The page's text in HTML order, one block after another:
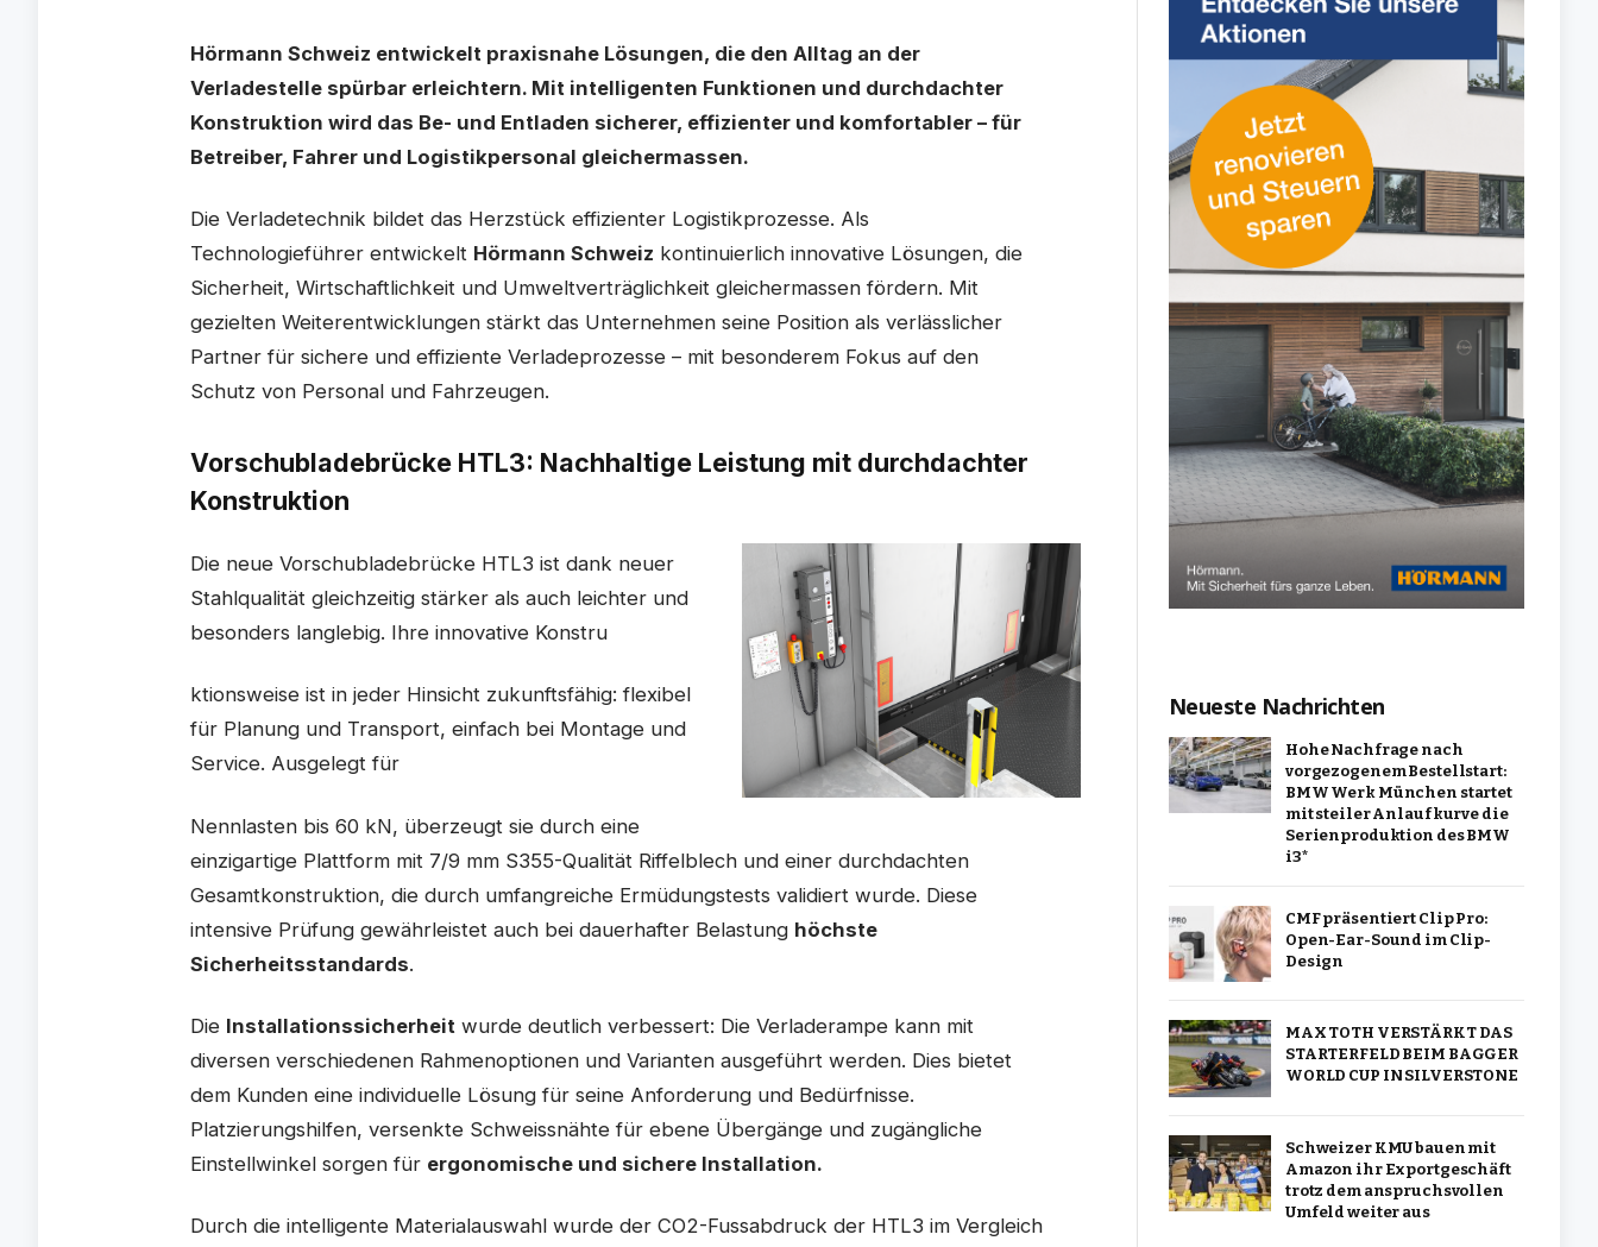
Hörmann Schweiz entwickelt praxisnahe Lösungen, die den Alltag an der
Verladestelle spürbar erleichtern. Mit intelligenten Funktionen und durchdachter
Konstruktion wird das Be- und Entladen sicherer, effizienter und komfortabler – für
Betreiber, Fahrer und Logistikpersonal gleichermassen.
Die Verladetechnik bildet das Herzstück effizienter Logistikprozesse. Als
Technologieführer entwickelt Hörmann Schweiz kontinuierlich innovative Lösungen, die
Sicherheit, Wirtschaftlichkeit und Umweltverträglichkeit gleichermassen fördern. Mit
gezielten Weiterentwicklungen stärkt das Unternehmen seine Position als verlässlicher
Partner für sichere und effiziente Verladeprozesse – mit besonderem Fokus auf den
Schutz von Personal und Fahrzeugen.
Vorschubladebrücke HTL3: Nachhaltige Leistung mit durchdachter
Konstruktion
Die neue Vorschubladebrücke HTL3 ist dank neuer
Stahlqualität gleichzeitig stärker als auch leichter und
besonders langlebig. Ihre innovative Konstru
ktionsweise ist in jeder Hinsicht zukunftsfähig: flexibel
für Planung und Transport, einfach bei Montage und
Service. Ausgelegt für
Nennlasten bis 60 kN, überzeugt sie durch eine
einzigartige Plattform mit 7/9 mm S355-Qualität Riffelblech und einer durchdachten
Gesamtkonstruktion, die durch umfangreiche Ermüdungstests validiert wurde. Diese
intensive Prüfung gewährleistet auch bei dauerhafter Belastung höchste
Sicherheitsstandards.
Die Installationssicherheit wurde deutlich verbessert: Die Verladerampe kann mit
diversen verschiedenen Rahmenoptionen und Varianten ausgeführt werden. Dies bietet
dem Kunden eine individuelle Lösung für seine Anforderung und Bedürfnisse.
Platzierungshilfen, versenkte Schweissnähte für ebene Übergänge und zugängliche
Einstellwinkel sorgen für ergonomische und sichere Installation.
Durch die intelligente Materialauswahl wurde der CO2-Fussabdruck der HTL3 im Vergleich
Neueste Nachrichten
Hohe Nachfrage nach
vorgezogenem Bestellstart:
BMW Werk München startet
mit steiler Anlaufkurve die
Serienproduktion des BMW
i3*
CMF präsentiert Clip Pro:
Open-Ear-Sound im Clip-
Design
MAX TOTH VERSTÄRKT DAS
STARTERFELD BEIM BAGGER
WORLD CUP IN SILVERSTONE
Schweizer KMU bauen mit
Amazon ihr Exportgeschäft
trotz dem anspruchsvollen
Umfeld weiter aus